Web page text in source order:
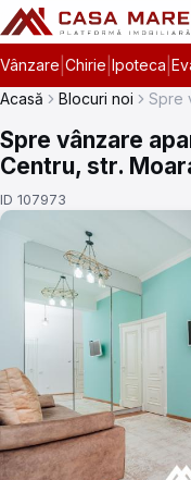
Vânzare Chirie Ipoteca
Acasă
Blocuri noi
Spre
Spre vânzare
Centru, str.
ID 107973